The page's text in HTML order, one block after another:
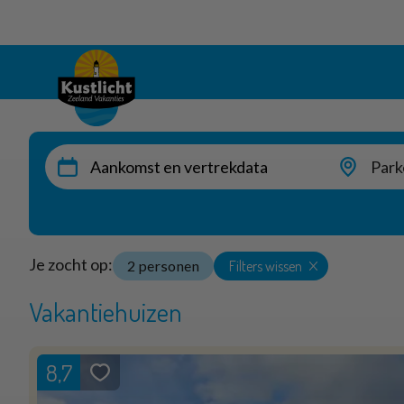
Je zocht op: 2 personen Filters wissen
Vakantiehuizen
8,7